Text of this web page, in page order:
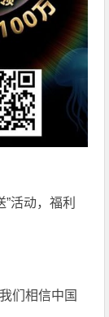
活动，福利
们相信中国